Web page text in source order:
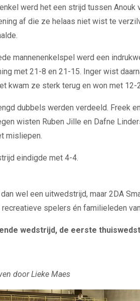
werd het een strijd tussen Anouk
af die ze helaas niet wist te
mannenenkelspel werd een
met 21-8 en 21-15. Inger wist
kwam ze sterk terug en won met
dubbels werden verdeeld. Freek
wisten Ruben Jille en Dafne
misliepen.
eindigde met 4-4.
wel een uitwedstrijd, maar 2DA
spelers én familieleden
wedstrijd, de eerste
door Lieke Maes